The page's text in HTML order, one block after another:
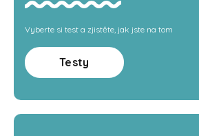
Vyberte si test a zjistěte, jak jste na tom
Testy